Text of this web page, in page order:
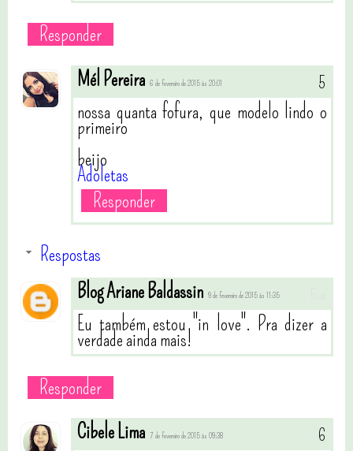
Responder
Mél Pereira 6 de fevereiro de 2015 às 20:01
nossa quanta fofura, que modelo lindo o
primeiro
beijo
Adoletas
Responder
Respostas
Blog Ariane Baldassin 9 de fevereiro de 2015 às 11:35
Eu também estou "in love". Pra dizer a
verdade ainda mais!
Responder
Cibele Lima 7 de fevereiro de 2015 às 09:38